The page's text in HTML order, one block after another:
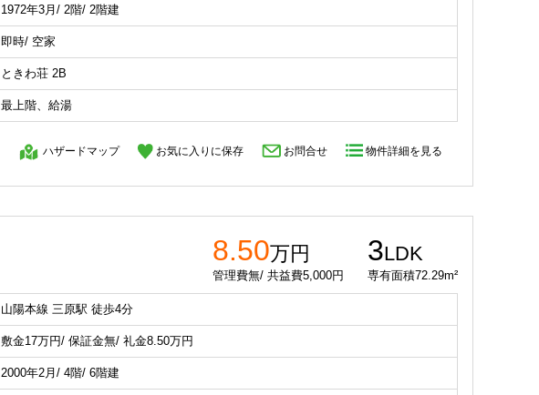
1972年3月/ 2階/ 2階建
即時/ 空家
ときわ荘 2B
最上階、給湯
ハザードマップ お気に入りに保存 お問合せ 物件詳細を見る
8.50万円
管理費無/ 共益費5,000円
3LDK
専有面積72.29m²
山陽本線 三原駅 徒歩4分
敷金17万円/ 保証金無/ 礼金8.50万円
2000年2月/ 4階/ 6階建